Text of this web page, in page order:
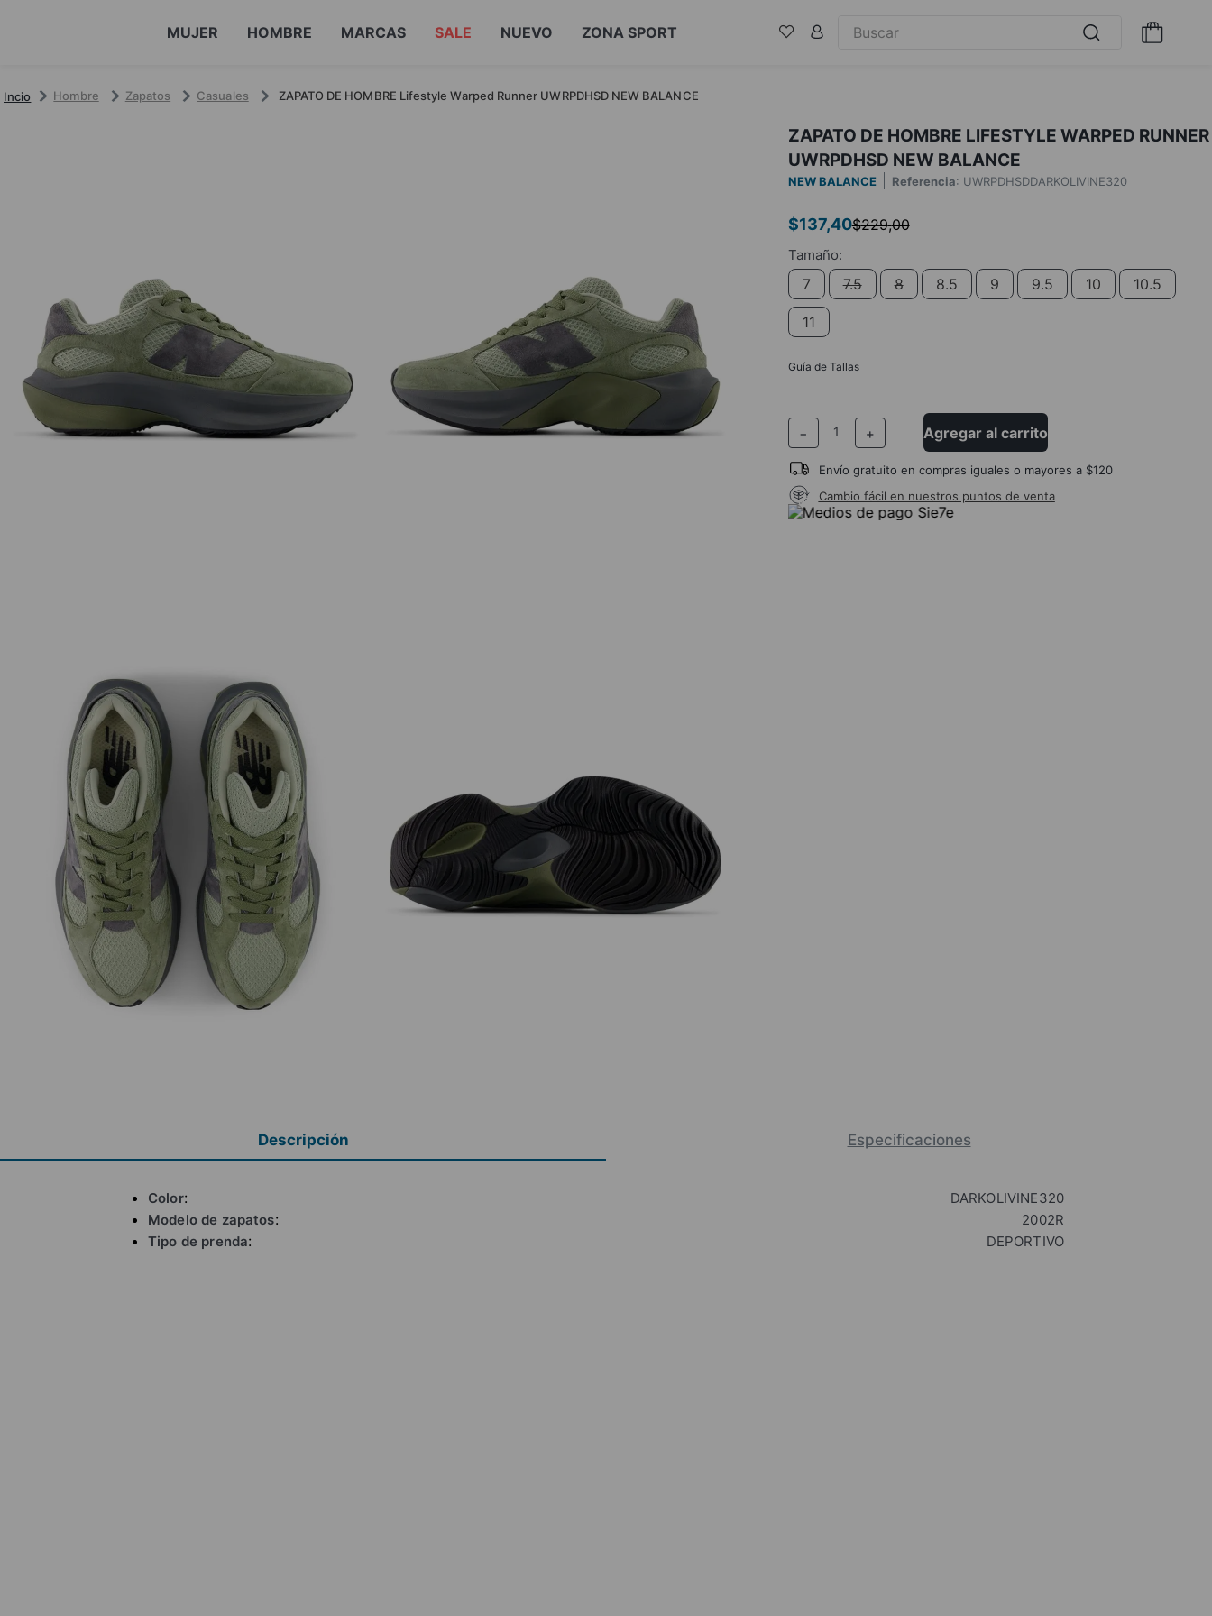
MUJER HOMBRE MARCAS SALE NUEVO ZONA SPORT
Hombre Zapatos Casuales ZAPATO DE HOMBRE Lifestyle Warped Runner UWRPDHSD NEW BALANCE
ZAPATO DE HOMBRE LIFESTYLE WARPED RUNNER
UWRPDHSD NEW BALANCE
NEW BALANCE Referencia: UWRPDHSDDARKOLIVINE320
$137,40$229,00
7 7.5 8 8.5 9 9.5 10 10.5
11
Guía de Tallas
＋
－ Agregar al carrito
Envío gratuito en compras iguales o mayores a $120
Cambio fácil en nuestros puntos de venta
Descripción Especificaciones
Color
DARKOLIVINE320
Modelo de zapatos
2002R
Tipo de prenda
DEPORTIVO